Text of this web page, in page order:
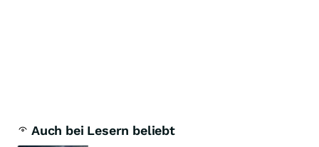
Auch bei Lesern beliebt